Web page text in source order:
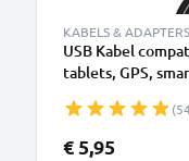
KABELS & ADAPTERS
USB Kabel
tablets, GPS,
€ 5,95